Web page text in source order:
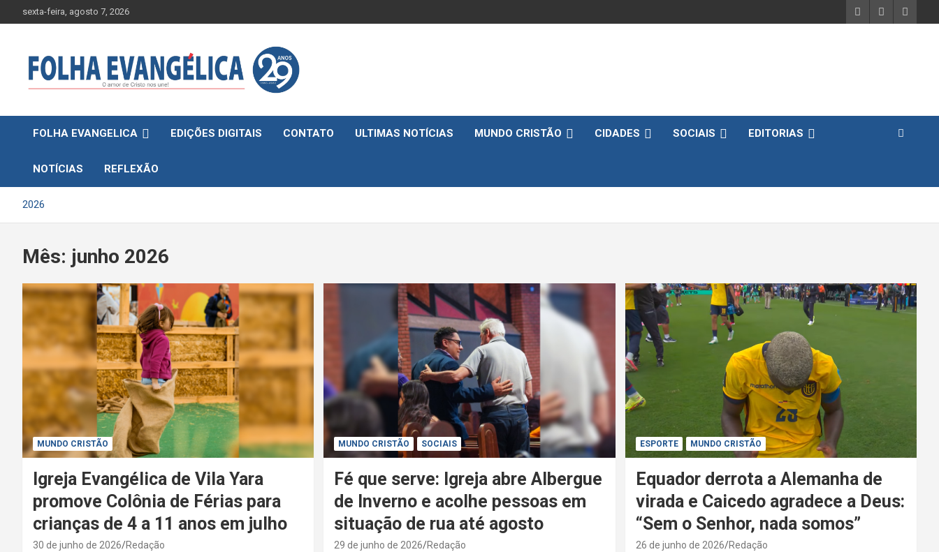
to
sexta-feira, agosto 7, 2026
FOLHA EVANGELICA EDIÇÕES DIGITAIS CONTATO ULTIMAS NOTÍCIAS MUNDO CRISTÃO CIDADES SOCIAIS EDITORIAS
NOTÍCIAS REFLEXÃO
2026
Mês: junho 2026
MUNDO CRISTÃO
Igreja Evangélica de Vila Yara
promove Colônia de Férias para
crianças de 4 a 11 anos em julho
30 de junho de 2026 Redação
MUNDO CRISTÃO SOCIAIS
Fé que serve: Igreja abre Albergue
de Inverno e acolhe pessoas em
situação de rua até agosto
29 de junho de 2026 Redação
ESPORTE MUNDO CRISTÃO
Equador derrota a Alemanha de
virada e Caicedo agradece a Deus:
“Sem o Senhor, nada somos”
26 de junho de 2026 Redação